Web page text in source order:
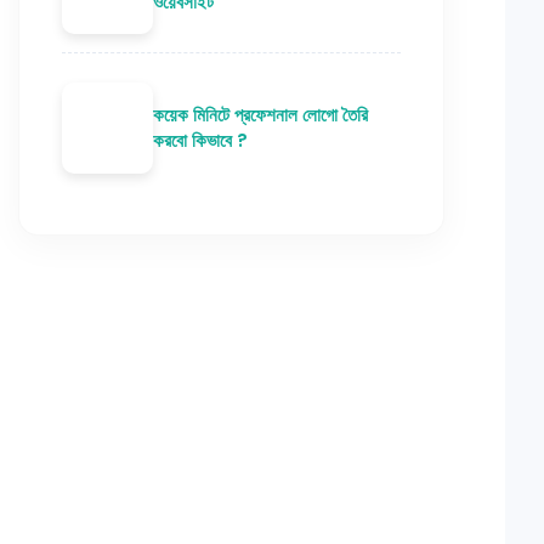
কয়েক মিনিটে প্রফেশনাল লোগো তৈরি
করবো কিভাবে ?